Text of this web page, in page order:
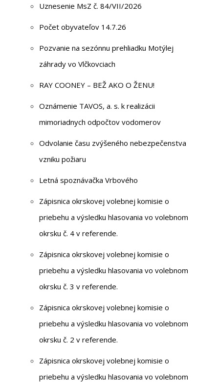
Uznesenie MsZ č. 84/VII/2026
Počet obyvateľov 14.7.26
Pozvanie na sezónnu prehliadku Motýlej
záhrady vo Vlčkovciach
RAY COONEY – BEŽ AKO O ŽENU!
Oznámenie TAVOS, a. s. k realizácii
mimoriadnych odpočtov vodomerov
Odvolanie času zvýšeného nebezpečenstva
vzniku požiaru
Letná spoznávačka Vrbového
Zápisnica okrskovej volebnej komisie o
priebehu a výsledku hlasovania vo volebnom
okrsku č. 4 v referende.
Zápisnica okrskovej volebnej komisie o
priebehu a výsledku hlasovania vo volebnom
okrsku č. 3 v referende.
Zápisnica okrskovej volebnej komisie o
priebehu a výsledku hlasovania vo volebnom
okrsku č. 2 v referende.
Zápisnica okrskovej volebnej komisie o
priebehu a výsledku hlasovania vo volebnom